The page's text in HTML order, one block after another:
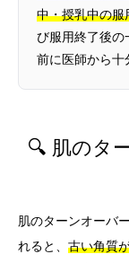
中・授乳中の服
び服用終了後の
前に医師から十
🔍 肌のタ
肌のターンオーバ
れると、 古い角質